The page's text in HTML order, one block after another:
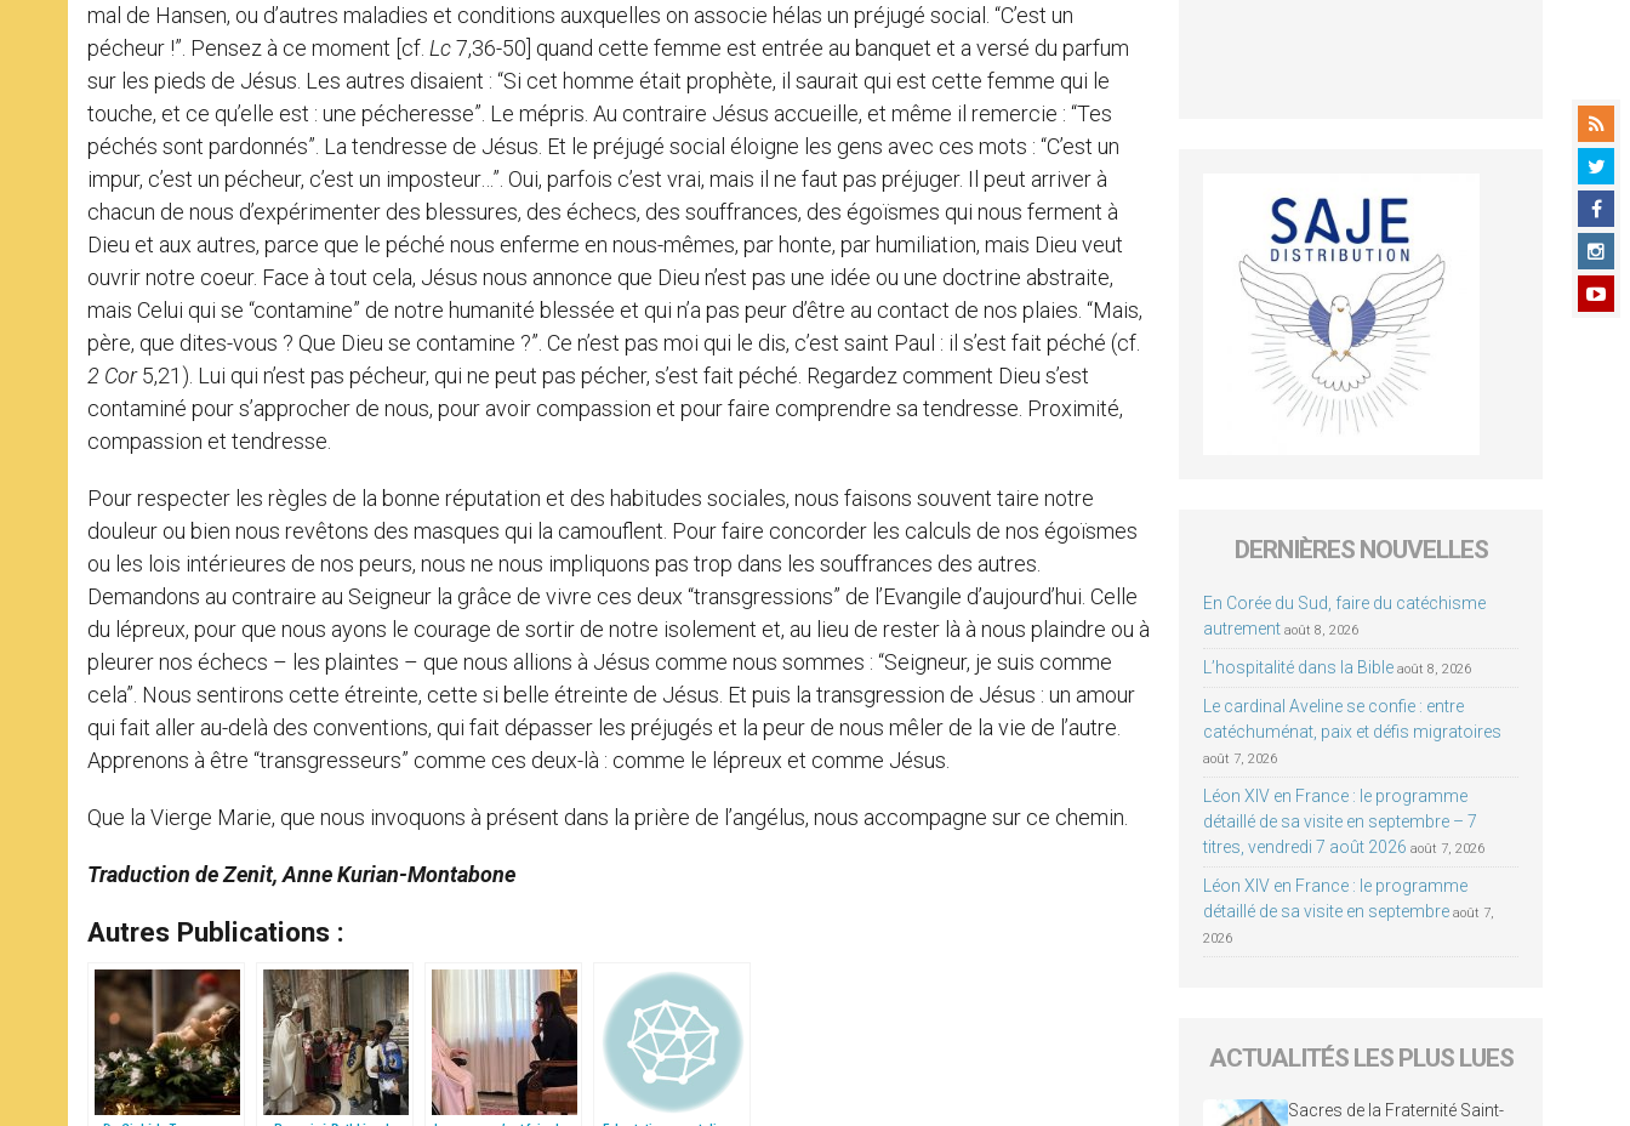
mal de Hansen, ou d’autres maladies et conditions auxquelles on associe hélas un préjugé social. “C’est un
pécheur !”. Pensez à ce moment [cf. Lc7,36-50] quand cette femme est entrée au banquet et a versé du parfum
sur les pieds de Jésus. Les autres disaient : “Si cet homme était prophète, il saurait qui est cette femme qui le
touche, et ce qu’elle est : une pécheresse”. Le mépris. Au contraire Jésus accueille, et même il remercie : “Tes
péchés sont pardonnés”. La tendresse de Jésus. Et le préjugé social éloigne les gens avec ces mots : “C’est un
impur, c’est un pécheur, c’est un imposteur…”. Oui, parfois c’est vrai, mais il ne faut pas préjuger. Il peut arriver à
chacun de nous d’expérimenter des blessures, des échecs, des souffrances, des égoïsmes qui nous ferment à
Dieu et aux autres, parce que le péché nous enferme en nous-mêmes, par honte, par humiliation, mais Dieu veut
ouvrir notre coeur. Face à tout cela, Jésus nous annonce que Dieu n’est pas une idée ou une doctrine abstraite,
mais Celui qui se “contamine” de notre humanité blessée et qui n’a pas peur d’être au contact de nos plaies. “Mais,
père, que dites-vous ? Que Dieu se contamine ?”. Ce n’est pas moi qui le dis, c’est saint Paul : il s’est fait péché (cf.
2 Cor5,21). Lui qui n’est pas pécheur, qui ne peut pas pécher, s’est fait péché. Regardez comment Dieu s’est
contaminé pour s’approcher de nous, pour avoir compassion et pour faire comprendre sa tendresse. Proximité,
compassion et tendresse.
Pour respecter les règles de la bonne réputation et des habitudes sociales, nous faisons souvent taire notre
douleur ou bien nous revêtons des masques qui la camouflent. Pour faire concorder les calculs de nos égoïsmes
ou les lois intérieures de nos peurs, nous ne nous impliquons pas trop dans les souffrances des autres.
Demandons au contraire au Seigneur la grâce de vivre ces deux “transgressions” de l’Evangile d’aujourd’hui. Celle
du lépreux, pour que nous ayons le courage de sortir de notre isolement et, au lieu de rester là à nous plaindre ou à
pleurer nos échecs – les plaintes – que nous allions à Jésus comme nous sommes : “Seigneur, je suis comme
cela”. Nous sentirons cette étreinte, cette si belle étreinte de Jésus. Et puis la transgression de Jésus : un amour
qui fait aller au-delà des conventions, qui fait dépasser les préjugés et la peur de nous mêler de la vie de l’autre.
Apprenons à être “transgresseurs” comme ces deux-là : comme le lépreux et comme Jésus.
Que la Vierge Marie, que nous invoquons à présent dans la prière de l’angélus, nous accompagne sur ce chemin.
Traduction de Zenit, Anne Kurian-Montabone
Autres Publications :
DERNIÈRES NOUVELLES
En Corée du Sud, faire du catéchisme
autrement août 8, 2026
L’hospitalité dans la Bible août 8, 2026
Le cardinal Aveline se confie : entre
catéchuménat, paix et défis migratoires
août 7, 2026
Léon XIV en France : le programme
détaillé de sa visite en septembre – 7
titres, vendredi 7 août 2026 août 7, 2026
Léon XIV en France : le programme
détaillé de sa visite en septembre août 7,
2026
ACTUALITÉS LES PLUS LUES
Sacres de la Fraternité Saint-